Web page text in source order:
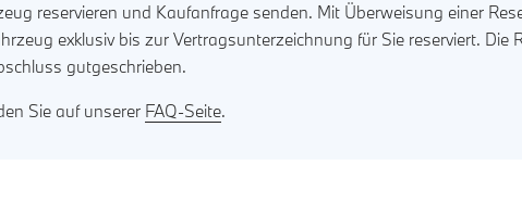
reservieren und Kaufanfrage senden. Mit Überweisung einer
exklusiv bis zur Vertragsunterzeichnung für Sie reserviert. Die
gutgeschrieben.
Sie auf unserer FAQ-Seite.